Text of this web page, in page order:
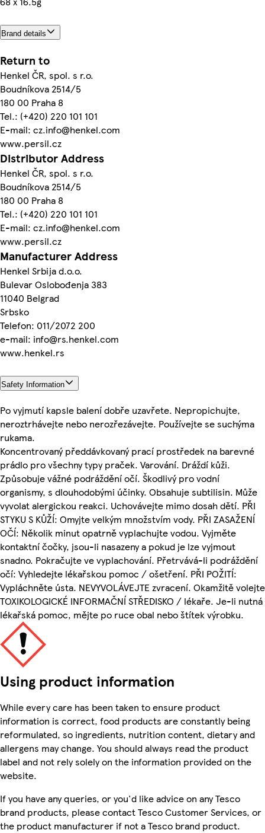
Brand details
Return to
Henkel ČR, spol. s r.o.
Boudníkova 2514/5
180 00 Praha 8
Tel.: (+420) 220 101 101
E-mail: cz.info@henkel.com
www.persil.cz
Distributor Address
Henkel ČR, spol. s r.o.
Boudníkova 2514/5
180 00 Praha 8
Tel.: (+420) 220 101 101
E-mail: cz.info@henkel.com
www.persil.cz
Manufacturer Address
Henkel Srbija d.o.o.
Bulevar Oslobođenja 383
11040 Belgrad
Srbsko
Telefon: 011/2072 200
e-mail: info@rs.henkel.com
www.henkel.rs
Safety Information
Po vyjmutí kapsle balení dobře uzavřete. Nepropichujte,
neroztrhávejte nebo nerozřezávejte. Používejte se suchýma
rukama.
Koncentrovaný předdávkovaný prací prostředek na barevné
prádlo pro všechny typy praček. Varování. Dráždí kůži.
Způsobuje vážné podráždění očí. Škodlivý pro vodní
organismy, s dlouhodobými účinky. Obsahuje subtilisin. Může
vyvolat alergickou reakci. Uchovávejte mimo dosah dětí. PŘI
STYKU S KŮŽÍ: Omyjte velkým množstvím vody. PŘI ZASAŽENÍ
OČÍ: Několik minut opatrně vyplachujte vodou. Vyjměte
kontaktní čočky, jsou-li nasazeny a pokud je lze vyjmout
snadno. Pokračujte ve vyplachování. Přetrvává-li podráždění
očí: Vyhledejte lékařskou pomoc / ošetření. PŘI POŽITÍ:
Vypláchněte ústa. NEVYVOLÁVEJTE zvracení. Okamžitě volejte
TOXIKOLOGICKÉ INFORMAČNÍ STŘEDISKO / lékaře. Je-li nutná
lékařská pomoc, mějte po ruce obal nebo štítek výrobku.
Using product information
While every care has been taken to ensure product
information is correct, food products are constantly being
reformulated, so ingredients, nutrition content, dietary and
allergens may change. You should always read the product
label and not rely solely on the information provided on the
website.
If you have any queries, or you'd like advice on any Tesco
brand products, please contact Tesco Customer Services, or
the product manufacturer if not a Tesco brand product.